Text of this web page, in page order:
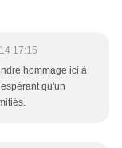
17:15
hommage ici à
qu'un